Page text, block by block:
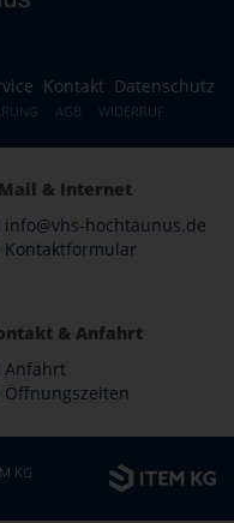
Kontakt Datenschutz
AGB WIDERRUF
Mail & Internet
info@vhs-hochtaunus.de
Kontaktformular
& Anfahrt
Anfahrt
Öffnungszeiten
KG